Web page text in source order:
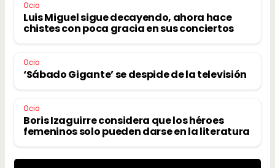
Ocio
Luis Miguel sigue decayendo, ahora hace
chistes con poca gracia en sus conciertos
Ocio
‘Sábado Gigante’ se despide de la televisión
Ocio
Boris Izaguirre considera que los héroes
femeninos solo pueden darse en la literatura